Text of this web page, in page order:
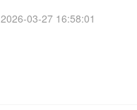
2026-03-27 16:58:01